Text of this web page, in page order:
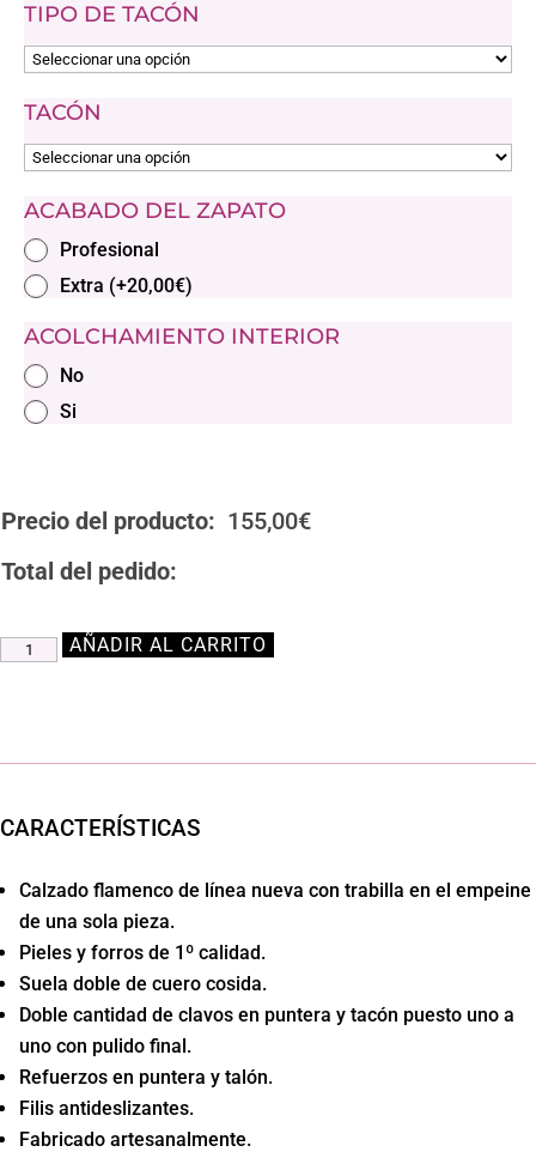
TIPO DE TACÓN
TACÓN
ACABADO DEL ZAPATO
Profesional
Extra (+20,00€)
ACOLCHAMIENTO INTERIOR
No
Si
Precio del producto: 155,00€
Total del pedido:
Zapato
AÑADIR AL CARRITO
CARACTERÍSTICAS
Calzado flamenco de línea nueva con trabilla en el empeine
de una sola pieza.
Pieles y forros de 1º calidad.
Suela doble de cuero cosida.
Doble cantidad de clavos en puntera y tacón puesto uno a
uno con pulido final.
Refuerzos en puntera y talón.
Filis antideslizantes.
Fabricado artesanalmente.